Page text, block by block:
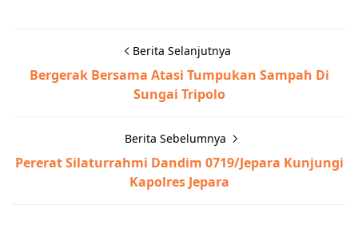
Berita Selanjutnya
Bergerak Bersama Atasi Tumpukan Sampah Di
Sungai Tripolo
Berita Sebelumnya
Pererat Silaturrahmi Dandim 0719/Jepara Kunjungi
Kapolres Jepara